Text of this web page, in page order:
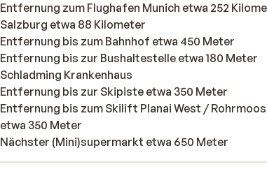
Entfernung zum Flughafen Munich etwa 252
Salzburg etwa 88 Kilometer
Entfernung bis zum Bahnhof etwa 450 Meter
Entfernung bis zur Bushaltestelle etwa 180 Meter
Schladming Krankenhaus
Entfernung bis zur Skipiste etwa 350 Meter
Entfernung bis zum Skilift Planai West / Rohrmoos
etwa 350 Meter
Nächster (Mini)supermarkt etwa 650 Meter